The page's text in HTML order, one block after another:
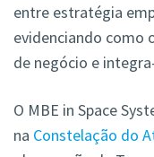
entre estratégia
evidenciando como
de negócio e
O MBE in Space
na Constelação do